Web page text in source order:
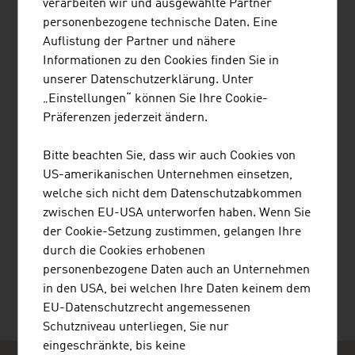
JENNER DAGMAR MAG.
WACKS MARTIN BORIS MAG.
verarbeiten wir und ausgewählte Partner
personenbezogene technische Daten. Eine
Auflistung der Partner und nähere
Informationen zu den Cookies finden Sie in
unserer Datenschutzerklärung. Unter
„Einstellungen“ können Sie Ihre Cookie-
Präferenzen jederzeit ändern.
Bitte beachten Sie, dass wir auch Cookies von
US-amerikanischen Unternehmen einsetzen,
welche sich nicht dem Datenschutzabkommen
zwischen EU-USA unterworfen haben. Wenn Sie
der Cookie-Setzung zustimmen, gelangen Ihre
durch die Cookies erhobenen
personenbezogene Daten auch an Unternehmen
in den USA, bei welchen Ihre Daten keinem dem
EU-Datenschutzrecht angemessenen
Schutzniveau unterliegen, Sie nur
eingeschränkte, bis keine